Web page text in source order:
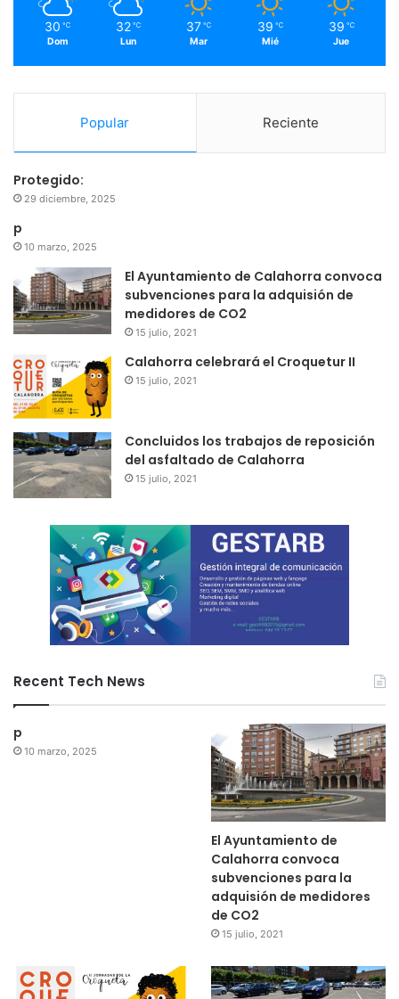
m
30 ℃
Dom
32 ℃
Lun
37 ℃
Mar
39 ℃
Mié
39 ℃
Jue
Popular Reciente
Protegido:
29 diciembre, 2025
p
10 marzo, 2025
El Ayuntamiento de Calahorra convoca
subvenciones para la adquisión de
medidores de CO2
15 julio, 2021
Calahorra celebrará el Croquetur II
15 julio, 2021
Concluidos los trabajos de reposición
del asfaltado de Calahorra
15 julio, 2021
Recent Tech News
p
10 marzo, 2025
El Ayuntamiento de
Calahorra convoca
subvenciones para la
adquisión de medidores
de CO2
15 julio, 2021